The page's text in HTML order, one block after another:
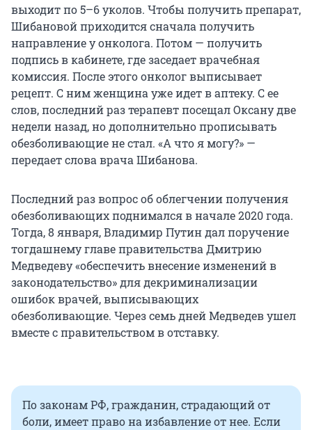
выходит по 5–6 уколов. Чтобы получить препарат,
Шибановой приходится сначала получить
направление у онколога. Потом — получить
подпись в кабинете, где заседает врачебная
комиссия. После этого онколог выписывает
рецепт. С ним женщина уже идет в аптеку. С ее
слов, последний раз терапевт посещал Оксану две
недели назад, но дополнительно прописывать
обезболивающие не стал. «А что я могу?» —
передает слова врача Шибанова.
Последний раз вопрос об облегчении получения
обезболивающих поднимался в начале 2020 года.
Тогда, 8 января, Владимир Путин дал поручение
тогдашнему главе правительства Дмитрию
Медведеву «обеспечить внесение изменений в
законодательство» для декриминализации
ошибок врачей, выписывающих
обезболивающие. Через семь дней Медведев ушел
вместе с правительством в отставку.
По законам РФ, гражданин, страдающий от
боли, имеет право на избавление от нее. Если